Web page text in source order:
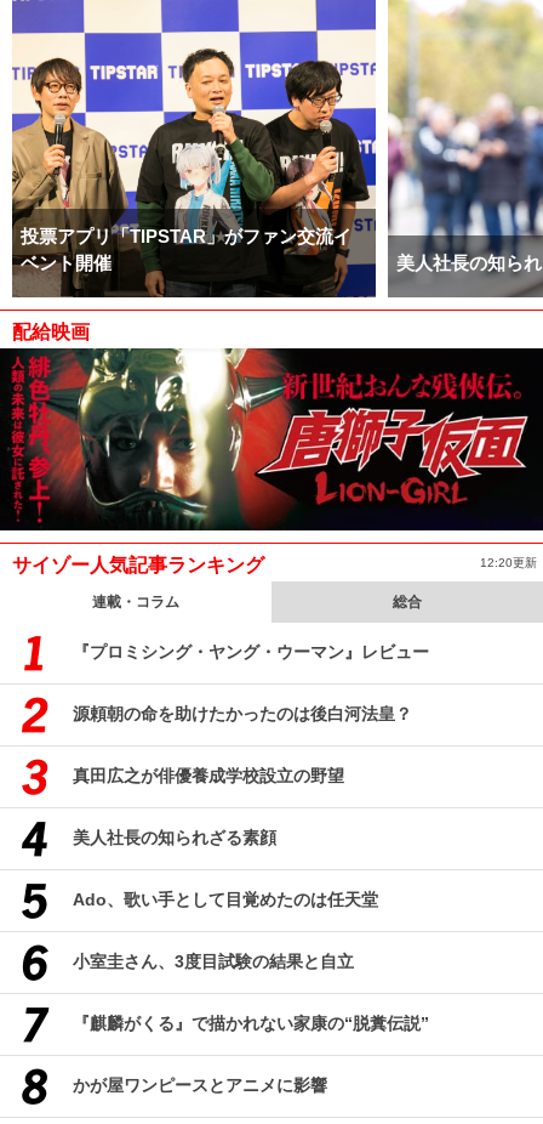
投票アプリ「TIPSTAR」がファン交流イ
ベント開催
美人社長の知ら
配給映画
サイゾー人気記事ランキング 12:20更新
連載・コラム 総合
『プロミシング・ヤング・ウーマン』レビュー
源頼朝の命を助けたかったのは後白河法皇？
真田広之が俳優養成学校設立の野望
美人社長の知られざる素顔
Ado、歌い手として目覚めたのは任天堂
小室圭さん、3度目試験の結果と自立
『麒麟がくる』で描かれない家康の“脱糞伝説”
かが屋ワンピースとアニメに影響